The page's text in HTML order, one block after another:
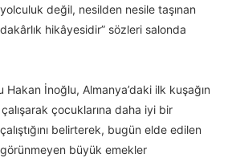
değil, nesilden nesile taşınan
hikâyesidir” sözleri salonda
Hakan İnoğlu, Almanya’daki ilk kuşağın
çocuklarına daha iyi bir
belirterek, bugün elde edilen
görünmeyen büyük emekler